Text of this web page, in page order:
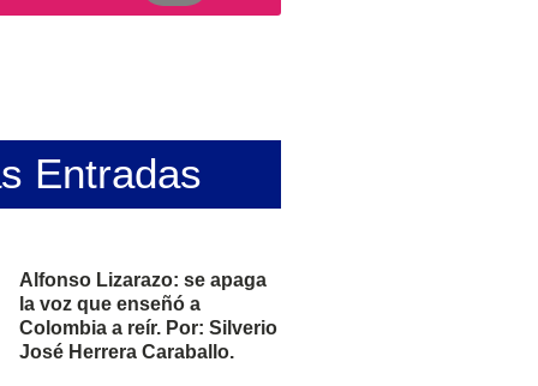
Entradas
Alfonso Lizarazo: se apaga
la voz que enseñó a
Colombia a reír. Por: Silverio
José Herrera Caraballo.